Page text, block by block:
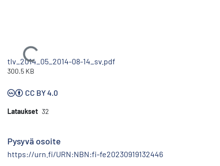
Ladataan...
tlv_2014_05_2014-08-14_sv.pdf
300.5 KB
CC BY 4.0
Lataukset 32
Pysyvä osoite
https://urn.fi/URN:NBN:fi-fe20230919132446